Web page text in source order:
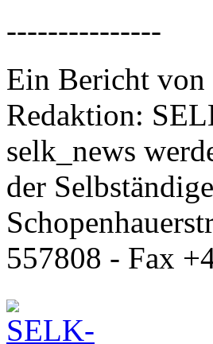
---------------
Ein Bericht von
Redaktion:
selk_news
der
557808 - Fax